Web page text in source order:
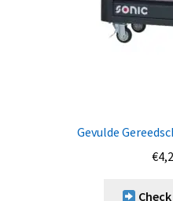
Gevulde
€